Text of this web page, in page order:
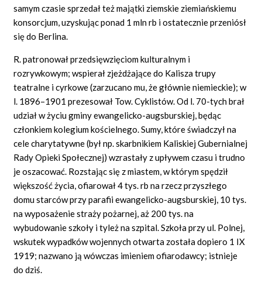
samym czasie sprzedał też majątki ziemskie ziemiańskiemu
konsorcjum, uzyskując ponad 1 mln rb i ostatecznie przeniósł
się do Berlina.
R. patronował przedsięwzięciom kulturalnym i
rozrywkowym; wspierał zjeżdżające do Kalisza trupy
teatralne i cyrkowe (zarzucano mu, że głównie niemieckie); w
l. 1896–1901 prezesował Tow. Cyklistów. Od l. 70-tych brał
udział w życiu gminy ewangelicko-augsburskiej, będąc
członkiem kolegium kościelnego. Sumy, które świadczył na
cele charytatywne (był np. skarbnikiem Kaliskiej Gubernialnej
Rady Opieki Społecznej) wzrastały z upływem czasu i trudno
je oszacować. Rozstając się z miastem, w którym spędził
większość życia, ofiarował 4 tys. rb na rzecz przyszłego
domu starców przy parafii ewangelicko-augsburskiej, 10 tys.
na wyposażenie straży pożarnej, aż 200 tys. na
wybudowanie szkoły i tyleż na szpital. Szkoła przy ul. Polnej,
wskutek wypadków wojennych otwarta została dopiero 1 IX
1919; nazwano ją wówczas imieniem ofiarodawcy; istnieje
do dziś.